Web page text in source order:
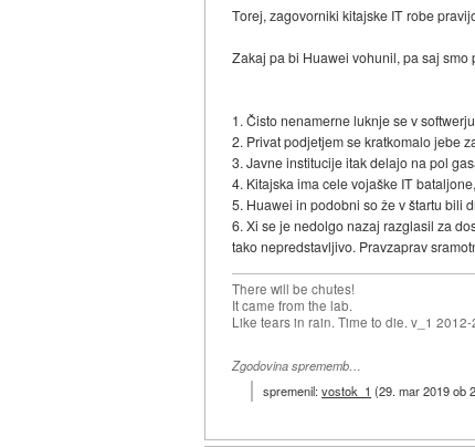
Torej, zagovorniki kitajske IT robe
Zakaj pa bi Huawei vohunil, pa saj smo
1. Čisto nenamerne luknje se v
2. Privat podjetjem se kratkomalo jebe
3. Javne institucije itak delajo na pol
4. Kitajska ima cele vojaške IT
5. Huawei in podobni so že v štartu bili
6. Xi se je nedolgo nazaj razglasil za
tako nepredstavljivo. Pravzaprav
There will be chutes!
It came from the lab.
Like tears in rain. Time to die. v_1 2012-
Zgodovina sprememb…
spremenil:vostok_1 (29. mar 2019 ob